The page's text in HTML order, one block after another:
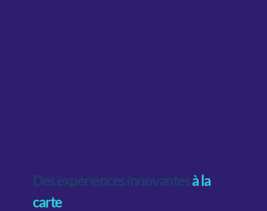
Des expériences innovantes à la
carte